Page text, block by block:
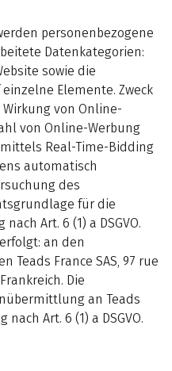
personenbezogene
Datenkategorien:
sowie die
Elemente. Zweck
von Online-
von Online-Werbung
Real-Time-Bidding
automatisch
des
für die
Art. 6 (1) a DSGVO.
an den
Teads France SAS, 97 rue
Die
an Teads
Art. 6 (1) a DSGVO.